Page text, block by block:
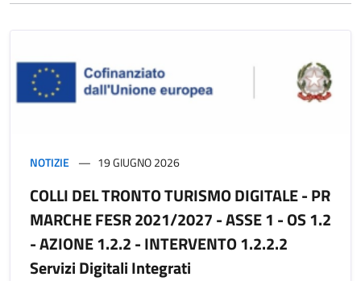
NOTIZIE 19 GIUGNO 2026
COLLI DEL TRONTO TURISMO DIGITALE - PR
MARCHE FESR 2021/2027 - ASSE 1 - OS 1.2
- AZIONE 1.2.2 - INTERVENTO 1.2.2.2
Servizi Digitali Integrati